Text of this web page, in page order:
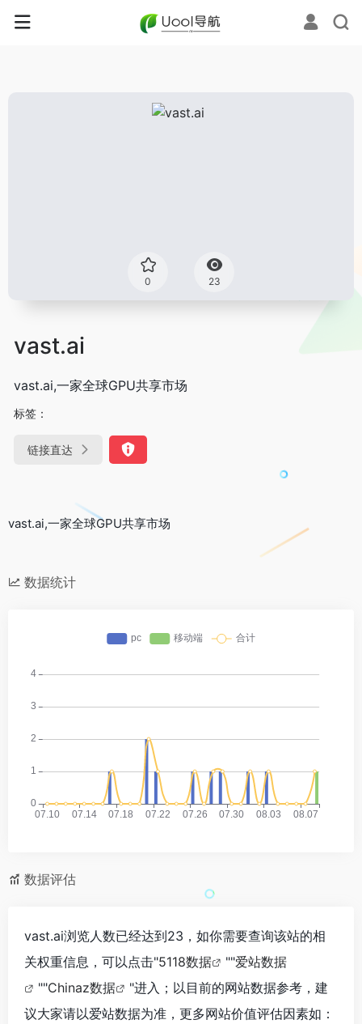
0 23
vast.ai
vast.ai,一家全球GPU共享市场
标签：
链接直达
vast.ai,一家全球GPU共享市场
数据统计
数据评估
vast.ai浏览人数已经达到23，如你需要查询该站的相
关权重信息，可以点击"5118数据 ""爱站数据
""Chinaz数据
"进入；以目前的网站数据参考，建
议大家请以爱站数据为准，更多网站价值评估因素如：